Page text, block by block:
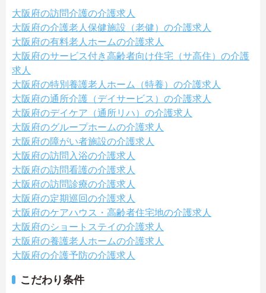
大阪府の訪問介護の介護求人
大阪府の介護老人保健施設（老健）の介護求人
大阪府の有料老人ホームの介護求人
大阪府のサービス付き高齢者向け住宅（サ高住）の介護
求人
大阪府の特別養護老人ホーム（特養）の介護求人
大阪府の通所介護（デイサービス）の介護求人
大阪府のデイケア（通所リハ）の介護求人
大阪府のグループホームの介護求人
大阪府の障がい者施設の介護求人
大阪府の訪問入浴の介護求人
大阪府の訪問看護の介護求人
大阪府の訪問診療の介護求人
大阪府の定期巡回の介護求人
大阪府のケアハウス・高齢者住宅地の介護求人
大阪府のショートステイの介護求人
大阪府の養護老人ホームの介護求人
大阪府の介護予防の介護求人
こだわり条件